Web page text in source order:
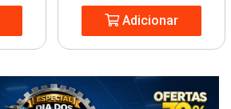
Adicionar